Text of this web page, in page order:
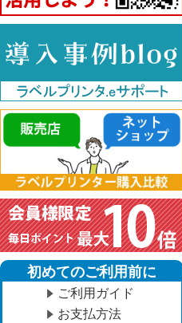
初めてのご利用前に
ご利用ガイド
お支払方法